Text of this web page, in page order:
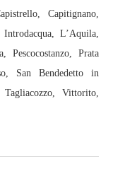
Capitignano,
L’Aquila,
Pescocostanzo, Prata
San Bendedetto in
Vittorito,